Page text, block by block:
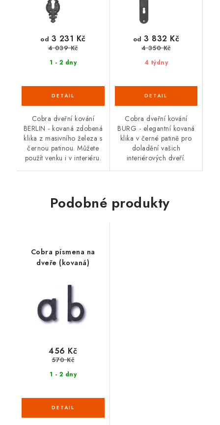
1 - 2 dny
od 3 231 Kč
4 039 Kč
Cobra dveřní kování
BERLIN - kovaná zdobená
klika z masivního železa s
černou patinou. Můžete
použít venku i v interiéru.
4 týdny
od 3 832 Kč
4 350 Kč
Cobra dveřní kování
BURG - elegantní kovaná
klika v černé patině pro
doladění vašich
interiérových dveří.
Podobné produkty
Cobra písmena na
dveře (kovaná)
1 - 2 dny
456 Kč
570 Kč